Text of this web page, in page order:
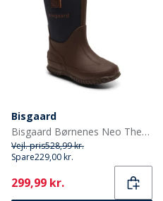
Bisgaard
Bisgaard Børnenes Neo Thermo Gummistøvler Blå
Vejl. pris528,99 kr.
Spare229,00 kr.
Current
299,99 kr.